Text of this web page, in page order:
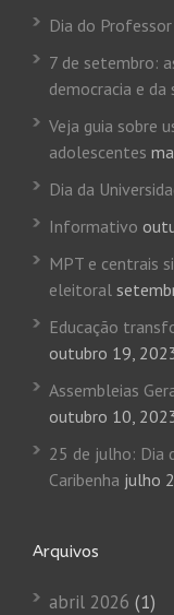
Dia do
7 de setembro:
democracia e da
Veja guia sobre
adolescentes
Dia da
Informativo
MPT e centrais
eleitoral
Educação
outubro 19,
Assembleias
outubro 10,
25 de julho: Dia
Caribenha julho
Arquivos
abril 2026 (1)